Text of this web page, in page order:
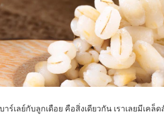
เลย์กับลูกเดือย คือสิ่งเดียวกัน เราเลยมีเคล็ด